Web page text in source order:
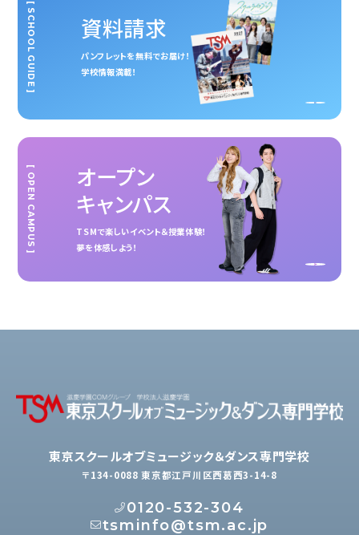
資料請求
パンフレットを無料でお届け！
学校情報満載！
[ SCHOOL GUIDE ]
オープン
キャンパス
TSMで楽しいイベント＆授業体験！
夢を体感しよう！
[ OPEN CAMPUS ]
東京スクールオブミュージック＆ダンス専門学校
〒134-0088 東京都江戸川区西葛西3-14-8
0120-532-304
tsminfo@tsm.ac.jp